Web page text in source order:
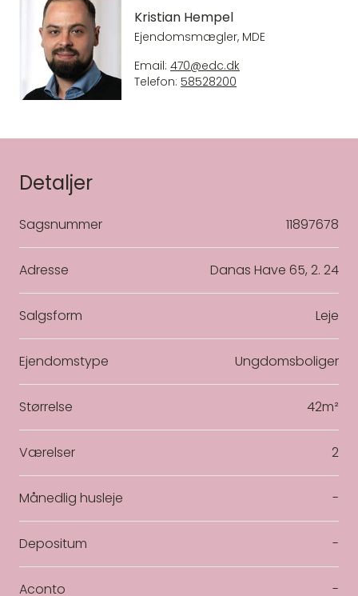
Kristian Hempel
Ejendomsmægler, MDE
Email: 470@edc.dk
Telefon: 58528200
Detaljer
Sagsnummer 11897678
Adresse Danas Have 65, 2. 24
Salgsform Leje
Ejendomstype Ungdomsboliger
Størrelse 42m²
Værelser 2
Månedlig husleje -
Depositum -
Aconto -